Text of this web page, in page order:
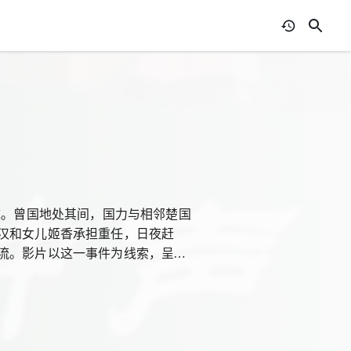
曾国地处其间，国力与相邻楚国
和女儿姬香承担重任，日夜赶
。影片以这一事件为线索，呈现